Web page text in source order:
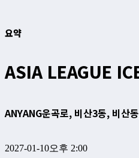
요약
ASIA LEAGUE
ANYANG운곡로, 비산3동, 비산
2027-01-10오후 2:00